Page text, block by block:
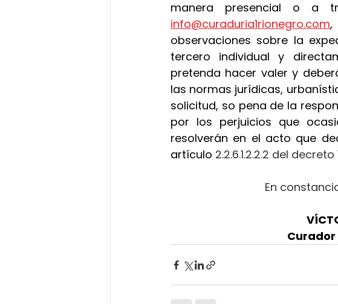
info@curaduria1rionegro.com,
observaciones sobre la
tercero individual y
pretenda hacer valer y
las normas jurídicas,
solicitud, so pena de la
por los perjuicios que
resolverán en el acto que
artículo 2.2.6.1.2.2.2 del decreto
En
Curador